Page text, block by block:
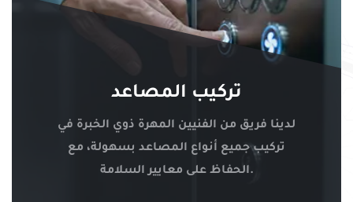
تركيب المصاعد
لدينا فريق من الفنيين المهرة ذوي الخبرة في
تركيب جميع أنواع المصاعد بسهولة، مع
الحفاظ على معايير السلامة.